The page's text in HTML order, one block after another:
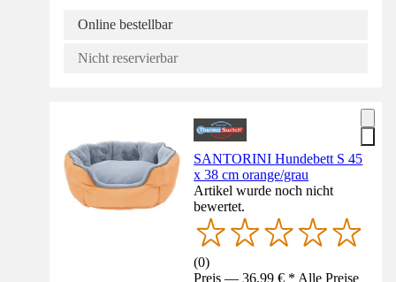
Online bestellbar
Nicht reservierbar
SANTORINI Hundebett S 45
x 38 cm orange/grau
Artikel wurde noch nicht
bewertet.
(0)
Preis — 36,99 € * Alle Preise